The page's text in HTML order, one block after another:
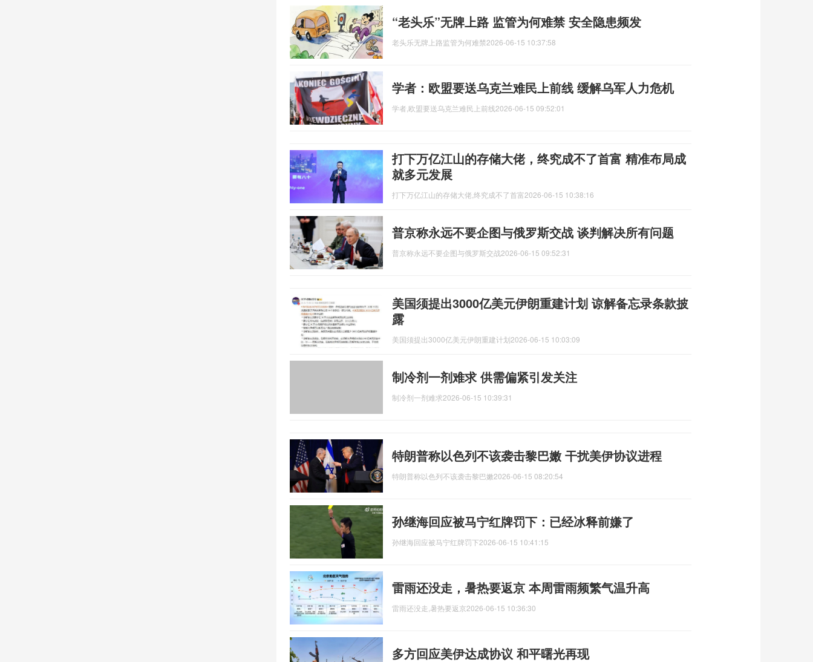
“老头乐”无牌上路 监管为何难禁 安全隐患频发
老头乐无牌上路监管为何难禁2026-06-15 10:37:58
学者：欧盟要送乌克兰难民上前线 缓解乌军人力危机
学者,欧盟要送乌克兰难民上前线2026-06-15 09:52:01
打下万亿江山的存储大佬，终究成不了首富 精准布局成
就多元发展
打下万亿江山的存储大佬,终究成不了首富2026-06-15 10:38:16
普京称永远不要企图与俄罗斯交战 谈判解决所有问题
普京称永远不要企图与俄罗斯交战2026-06-15 09:52:31
美国须提出3000亿美元伊朗重建计划 谅解备忘录条款披
露
美国须提出3000亿美元伊朗重建计划2026-06-15 10:03:09
制冷剂一剂难求 供需偏紧引发关注
制冷剂一剂难求2026-06-15 10:39:31
特朗普称以色列不该袭击黎巴嫩 干扰美伊协议进程
特朗普称以色列不该袭击黎巴嫩2026-06-15 08:20:54
孙继海回应被马宁红牌罚下：已经冰释前嫌了
孙继海回应被马宁红牌罚下2026-06-15 10:41:15
雷雨还没走，暑热要返京 本周雷雨频繁气温升高
雷雨还没走,暑热要返京2026-06-15 10:36:30
多方回应美伊达成协议 和平曙光再现